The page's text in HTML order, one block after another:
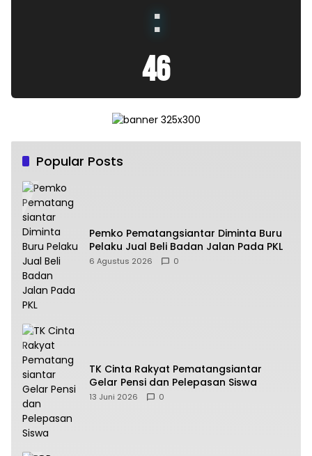
:
47
Popular Posts
Pemko Pematangsiantar Diminta Buru
Pelaku Jual Beli Badan Jalan Pada PKL
6 Agustus 2026 0
TK Cinta Rakyat Pematangsiantar
Gelar Pensi dan Pelepasan Siswa
13 Juni 2026 0